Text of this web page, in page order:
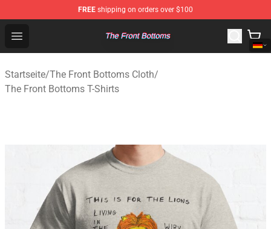
FREE shipping on orders over $100
Open menu
The Front Bottoms Store - Official The Front Bottoms
Startseite/The Front Bottoms Cloth/
The Front Bottoms T-Shirts